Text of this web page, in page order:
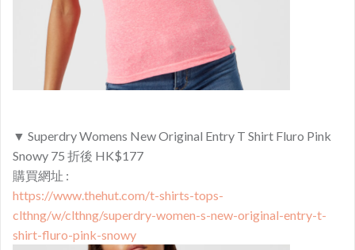
▼ Superdry Womens New Original Entry T Shirt Fluro Pink
Snowy 75 折後 HK$177
購買網址 :
https://www.thehut.com/t-shirts-tops-
clthng/w/clthng/superdry-women-s-new-original-entry-t-
shirt-fluro-pink-snowy